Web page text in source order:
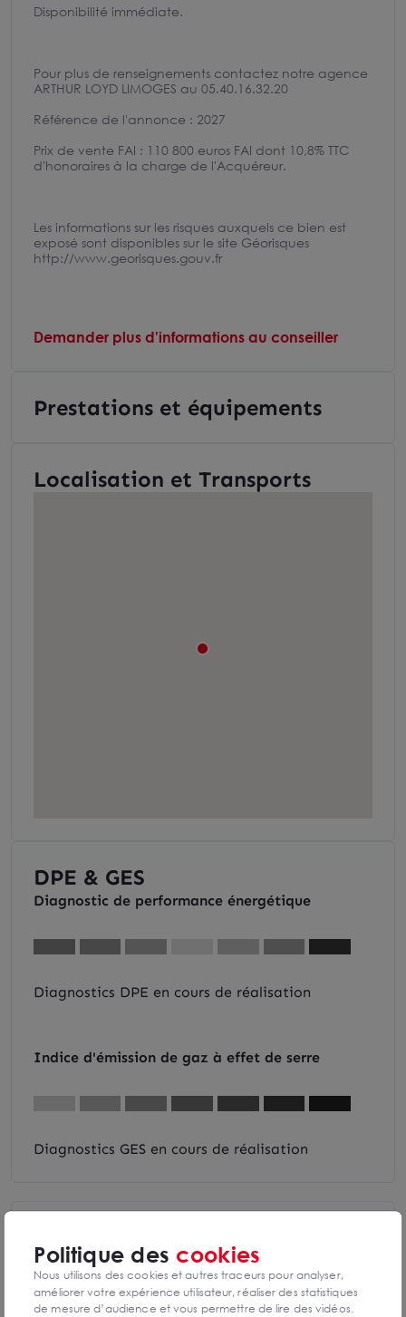
Disponibilité immédiate.
Pour plus de renseignements contactez notre agence
ARTHUR LOYD LIMOGES au 05.40.16.32.20
Référence de l'annonce : 2027
Prix de vente FAI : 110 800 euros FAI dont 10,8% TTC
d'honoraires à la charge de l'Acquéreur.
Les informations sur les risques auxquels ce bien est
exposé sont disponibles sur le site Géorisques
http://www.georisques.gouv.fr
Demander plus d'informations au conseiller
Prestations et équipements
Localisation et Transports
DPE & GES
Diagnostic de performance énergétique
Diagnostics DPE en cours de réalisation
Indice d'émission de gaz à effet de serre
Diagnostics GES en cours de réalisation
MAZABRAUD LOUIS
Limoges
Politique des cookies
Nous utilisons des cookies et autres traceurs pour analyser,
améliorer votre expérience utilisateur, réaliser des statistiques
de mesure d’audience et vous permettre de lire des vidéos.